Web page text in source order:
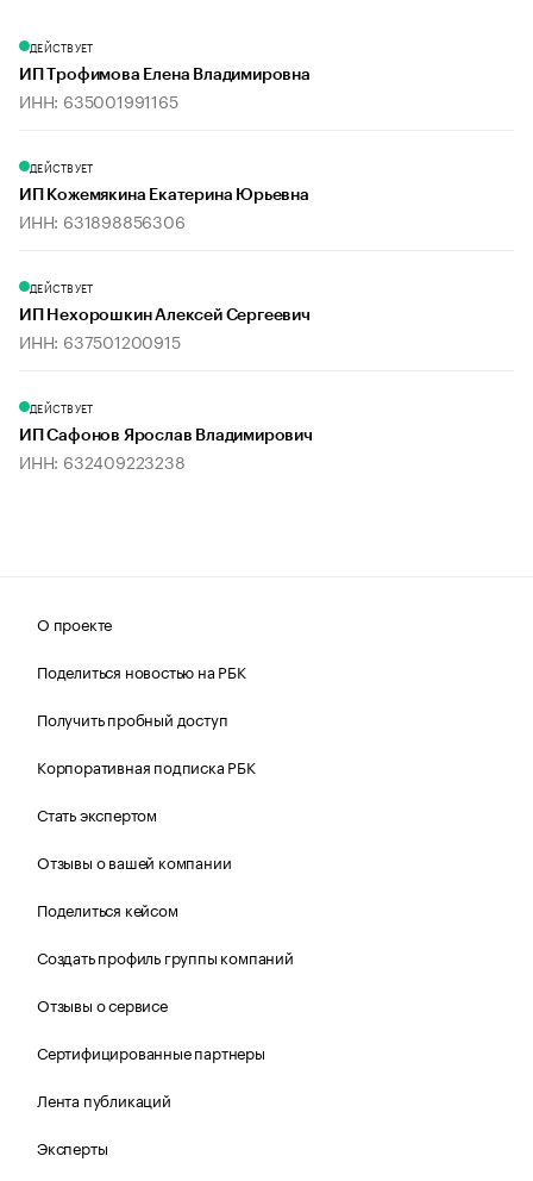
ДЕЙСТВУЕТ
ИП Трофимова Елена Владимировна
ИНН: 635001991165
ДЕЙСТВУЕТ
ИП Кожемякина Екатерина Юрьевна
ИНН: 631898856306
ДЕЙСТВУЕТ
ИП Нехорошкин Алексей Сергеевич
ИНН: 637501200915
ДЕЙСТВУЕТ
ИП Сафонов Ярослав Владимирович
ИНН: 632409223238
О проекте
Поделиться новостью на РБК
Получить пробный доступ
Корпоративная подписка РБК
Стать экспертом
Отзывы о вашей компании
Поделиться кейсом
Создать профиль группы компаний
Отзывы о сервисе
Сертифицированные партнеры
Лента публикаций
Эксперты